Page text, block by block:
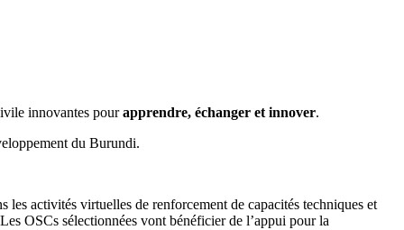
innovantes pourapprendre, échanger et innover.
du Burundi.
activités virtuelles de renforcement de capacités techniques et
OSCs sélectionnées vont bénéficier de l’appui pour la